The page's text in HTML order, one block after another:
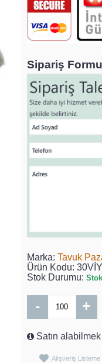
Sipariş Formu
Marka: Tavuk
Ürün Kodu:
Stok Durumu:
- +
Satın
Alışveriş Listeme